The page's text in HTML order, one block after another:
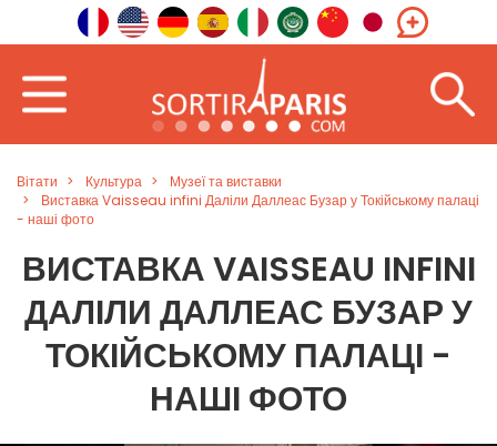
Вітати Культура
Музеї та виставки
Виставка Vaisseau infini Даліли Даллеас Бузар у Токійському палаці
- наші фото
ВИСТАВКА VAISSEAU INFINI
ДАЛІЛИ ДАЛЛЕАС БУЗАР У
ТОКІЙСЬКОМУ ПАЛАЦІ -
НАШІ ФОТО